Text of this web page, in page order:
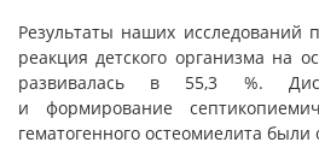
Результаты наших исследований
реакция детского организма на
развивалась в 55,3 %.
и формирование
гематогенного остеомиелита были